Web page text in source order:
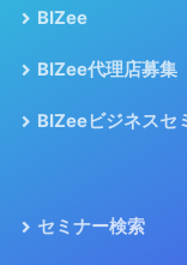
BIZee
BIZee代理店募集
BIZeeビジネスセ
セミナー検索